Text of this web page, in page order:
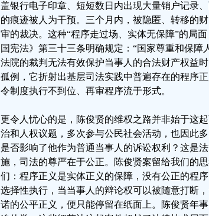
盖银行电子印章、短短数日内出现大量销户记
的痕迹被人为干预。三个月内，被隐匿、转移的
审的裁决。这种“程序走过场、实体无保障”的局
国宪法》第三十三条明确规定：“国家尊重和保
法院的裁判无法有效保护当事人的合法财产权益
孤例，它折射出基层司法实践中普遍存在的程序
令制度执行不到位、再审程序流于形式。
更令人忧心的是，陈俊贤的维权之路并非始于这
治和人权议题，多次参与公民社会活动，也因此
是否影响了他作为普通当事人的诉讼权利？这是
施，司法的尊严在于公正。陈俊贤案留给我们的
们：程序正义是实体正义的保障，没有公正的程
选择性执行，当当事人的辩论权可以被随意打断
诺的公平正义，便只能停留在纸面上。陈俊贤年